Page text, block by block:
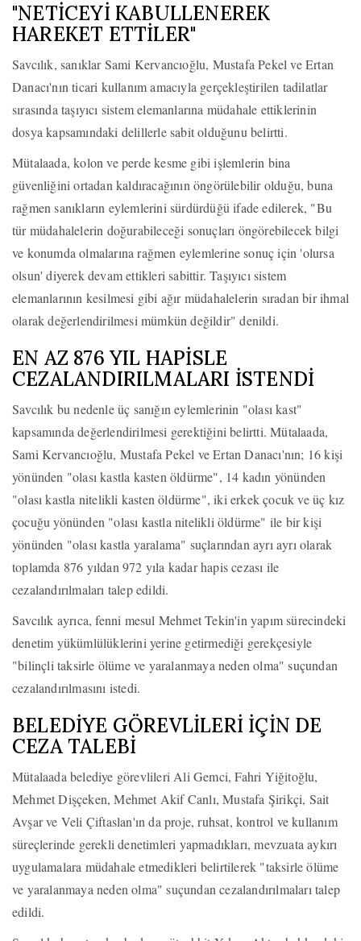
"NETİCEYİ KABULLENEREK
HAREKET ETTİLER"
Savcılık, sanıklar Sami Kervancıoğlu, Mustafa Pekel ve Ertan
Danacı'nın ticari kullanım amacıyla gerçekleştirilen tadilatlar
sırasında taşıyıcı sistem elemanlarına müdahale ettiklerinin
dosya kapsamındaki delillerle sabit olduğunu belirtti.
Mütalaada, kolon ve perde kesme gibi işlemlerin bina
güvenliğini ortadan kaldıracağının öngörülebilir olduğu, buna
rağmen sanıkların eylemlerini sürdürdüğü ifade edilerek, "Bu
tür müdahalelerin doğurabileceği sonuçları öngörebilecek bilgi
ve konumda olmalarına rağmen eylemlerine sonuç için 'olursa
olsun' diyerek devam ettikleri sabittir. Taşıyıcı sistem
elemanlarının kesilmesi gibi ağır müdahalelerin sıradan bir ihmal
olarak değerlendirilmesi mümkün değildir" denildi.
EN AZ 876 YIL HAPİSLE
CEZALANDIRILMALARI İSTENDİ
Savcılık bu nedenle üç sanığın eylemlerinin "olası kast"
kapsamında değerlendirilmesi gerektiğini belirtti. Mütalaada,
Sami Kervancıoğlu, Mustafa Pekel ve Ertan Danacı'nın; 16 kişi
yönünden "olası kastla kasten öldürme", 14 kadın yönünden
"olası kastla nitelikli kasten öldürme", iki erkek çocuk ve üç kız
çocuğu yönünden "olası kastla nitelikli öldürme" ile bir kişi
yönünden "olası kastla yaralama" suçlarından ayrı ayrı olarak
toplamda 876 yıldan 972 yıla kadar hapis cezası ile
cezalandırılmaları talep edildi.
Savcılık ayrıca, fenni mesul Mehmet Tekin'in yapım sürecindeki
denetim yükümlülüklerini yerine getirmediği gerekçesiyle
"bilinçli taksirle ölüme ve yaralanmaya neden olma" suçundan
cezalandırılmasını istedi.
BELEDİYE GÖREVLİLERİ İÇİN DE
CEZA TALEBİ
Mütalaada belediye görevlileri Ali Gemci, Fahri Yiğitoğlu,
Mehmet Dişçeken, Mehmet Akif Canlı, Mustafa Şirikçi, Sait
Avşar ve Veli Çiftaslan'ın da proje, ruhsat, kontrol ve kullanım
süreçlerinde gerekli denetimleri yapmadıkları, mevzuata aykırı
uygulamalara müdahale etmedikleri belirtilerek "taksirle ölüme
ve yaralanmaya neden olma" suçundan cezalandırılmaları talep
edildi.